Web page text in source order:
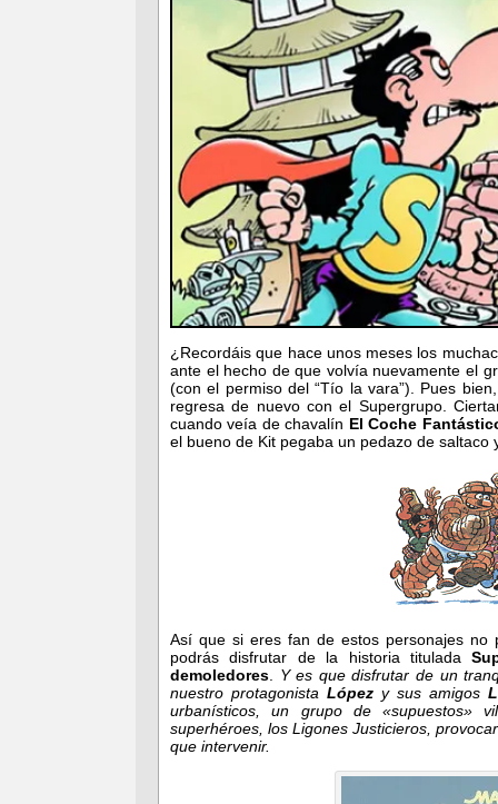
¿Recordáis que hace unos meses los
ante el hecho de que volvía nuevamente el
(con el permiso del “Tío la vara”). Pues
regresa de nuevo con el Supergrupo.
cuando veía de chavalín El Coche
el bueno de Kit pegaba un pedazo de saltaco
Así que si eres fan de estos personajes no
podrás disfrutar de la historia titulada
demoledores
Y es que disfrutar de un
nuestro protagonistaLópez y sus amigos
urbanísticos, un grupo de «supuestos»
superhéroes, los Ligones Justicieros,
que intervenir.